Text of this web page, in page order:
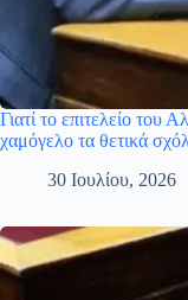
Γιατί το επιτελείο του
χαμόγελο τα θετικά
30 Ιουλίου, 2026